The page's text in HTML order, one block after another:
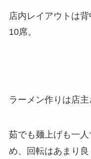
店内レイアウトは
10席。
ラーメン作りは店主
茹でも麺上げも一人
め、回転はあまり良